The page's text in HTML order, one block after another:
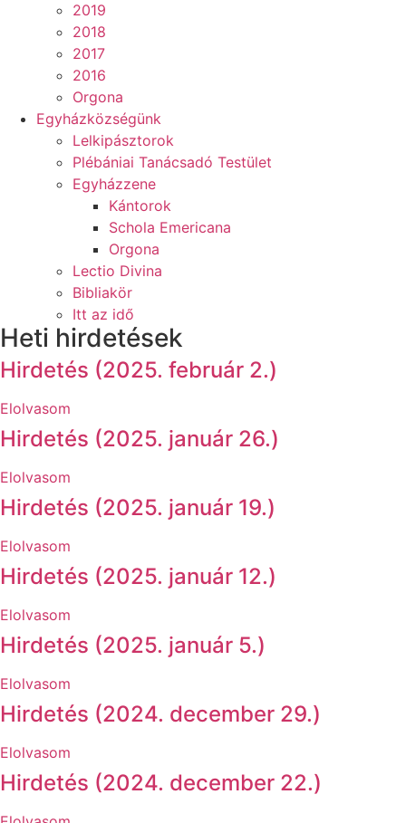
2019
2018
2017
2016
Orgona
Egyházközségünk
Lelkipásztorok
Plébániai Tanácsadó Testület
Egyházzene
Kántorok
Schola Emericana
Orgona
Lectio Divina
Bibliakör
Itt az idő
Heti hirdetések
Hirdetés (2025. február 2.)
Elolvasom
Hirdetés (2025. január 26.)
Elolvasom
Hirdetés (2025. január 19.)
Elolvasom
Hirdetés (2025. január 12.)
Elolvasom
Hirdetés (2025. január 5.)
Elolvasom
Hirdetés (2024. december 29.)
Elolvasom
Hirdetés (2024. december 22.)